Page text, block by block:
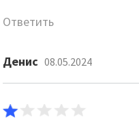
Ответить
Денис 08.05.2024